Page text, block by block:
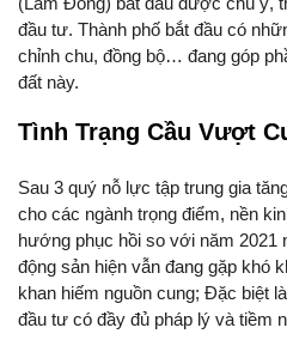
đầu tư. Thành phố bắt đầu có
chỉnh chu, đồng bộ… đang góp
đất này.
Tình Trạng Cầu Vượt
Sau 3 quý nỗ lực tập trung gia
cho các ngành trọng điểm, nền
hướng phục hồi so với năm 2021
động sản hiện vẫn đang gặp khó
khan hiếm nguồn cung; Đặc biệt
đầu tư có đầy đủ pháp lý và tiềm